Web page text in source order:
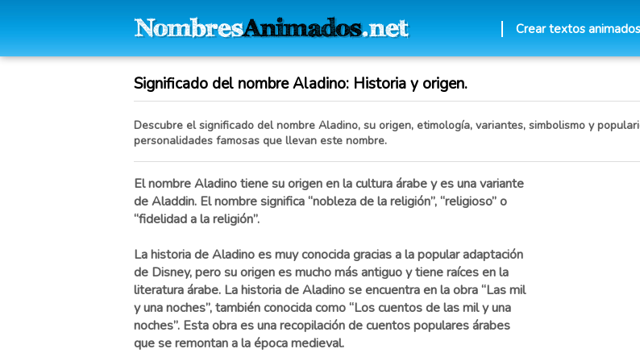
Crear textos animados
Significado del nombre Aladino: Historia y origen.
Descubre el significado del nombre Aladino, su origen, etimología, variantes, simbolismo y
personalidades famosas que llevan este nombre.
El nombre Aladino tiene su origen en la cultura árabe y es una variante
de Aladdin. El nombre significa “nobleza de la religión”, “religioso” o
“fidelidad a la religión”.
La historia de Aladino es muy conocida gracias a la popular adaptación
de Disney, pero su origen es mucho más antiguo y tiene raíces en la
literatura árabe. La historia de Aladino se encuentra en la obra “Las mil
y una noches”, también conocida como “Los cuentos de las mil y una
noches”. Esta obra es una recopilación de cuentos populares árabes
que se remontan a la época medieval.